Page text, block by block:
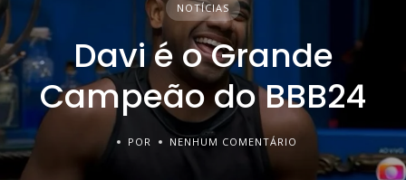
NOTÍCIAS
Davi é o Grande
Campeão do BBB24
POR NENHUM COMENTÁRIO